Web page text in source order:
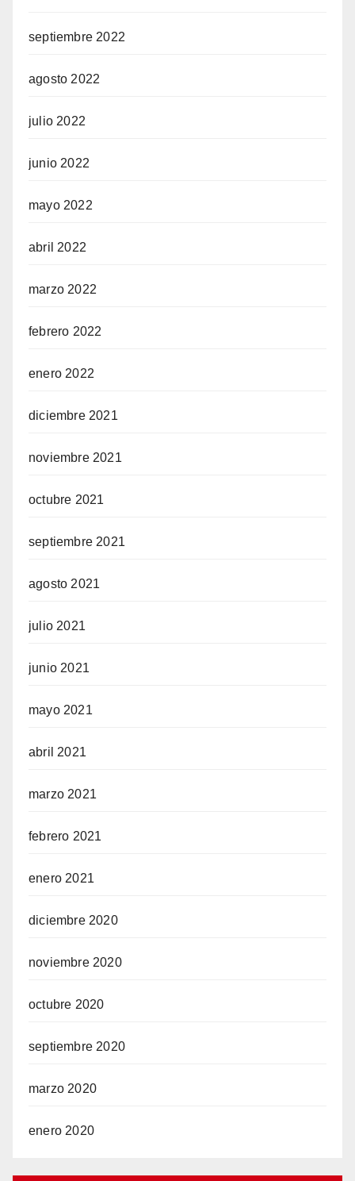
septiembre 2022
agosto 2022
julio 2022
junio 2022
mayo 2022
abril 2022
marzo 2022
febrero 2022
enero 2022
diciembre 2021
noviembre 2021
octubre 2021
septiembre 2021
agosto 2021
julio 2021
junio 2021
mayo 2021
abril 2021
marzo 2021
febrero 2021
enero 2021
diciembre 2020
noviembre 2020
octubre 2020
septiembre 2020
marzo 2020
enero 2020